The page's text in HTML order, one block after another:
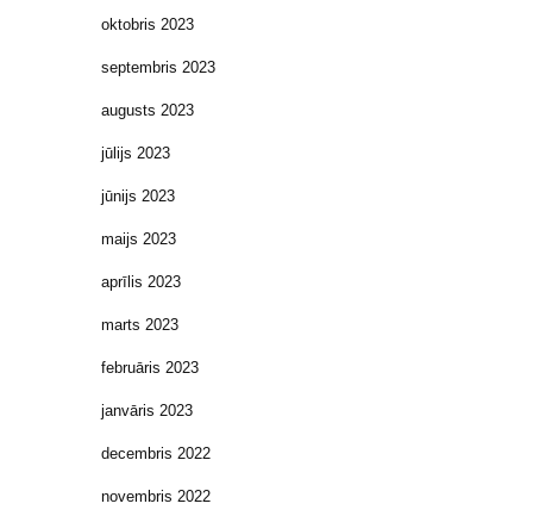
oktobris 2023
septembris 2023
augusts 2023
jūlijs 2023
jūnijs 2023
maijs 2023
aprīlis 2023
marts 2023
februāris 2023
janvāris 2023
decembris 2022
novembris 2022